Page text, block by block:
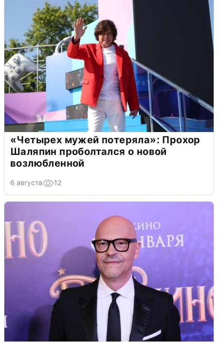
«Четырех мужей потеряла»: Прохор
Шаляпин проболтался о новой
возлюбленной
6 августа 12